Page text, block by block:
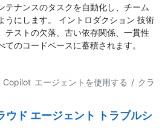
テナンスのタスクを自動化し、チーム
うにします。 イントロダクション 技術
テストの欠落、古い依存関係、一貫性
のコードベースに蓄積されます。
エージェントを使用する / クラ
ド エージェント トラブルシ